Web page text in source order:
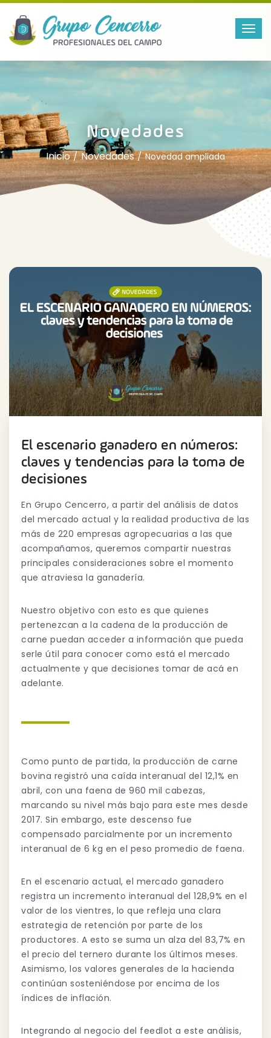
Novedades
Inicio Novedades Novedad ampliada
El escenario ganadero en números:
claves y tendencias para la toma de
decisiones
En Grupo Cencerro, a partir del análisis de datos
del mercado actual y la realidad productiva de las
más de 220 empresas agropecuarias a las que
acompañamos, queremos compartir nuestras
principales consideraciones sobre el momento
que atraviesa la ganadería.
Nuestro objetivo con esto es que quienes
pertenezcan a la cadena de la producción de
carne puedan acceder a información que pueda
serle útil para conocer como está el mercado
actualmente y que decisiones tomar de acá en
adelante.
Como punto de partida, la producción de carne
bovina registró una caída interanual del 12,1% en
abril, con una faena de 960 mil cabezas,
marcando su nivel más bajo para este mes desde
2017. Sin embargo, este descenso fue
compensado parcialmente por un incremento
interanual de 6 kg en el peso promedio de faena.
En el escenario actual, el mercado ganadero
registra un incremento interanual del 128,9% en el
valor de los vientres, lo que refleja una clara
estrategia de retención por parte de los
productores. A esto se suma un alza del 83,7% en
el precio del ternero durante los últimos meses.
Asimismo, los valores generales de la hacienda
continúan sosteniéndose por encima de los
índices de inflación.
Integrando al negocio del feedlot a este análisis,